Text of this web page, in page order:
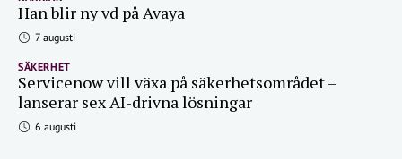
Han blir ny vd på Avaya
7 augusti
SÄKERHET
Servicenow vill växa på säkerhetsområdet –
lanserar sex AI-drivna lösningar
6 augusti